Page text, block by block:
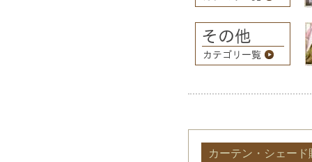
カーテン・シェー